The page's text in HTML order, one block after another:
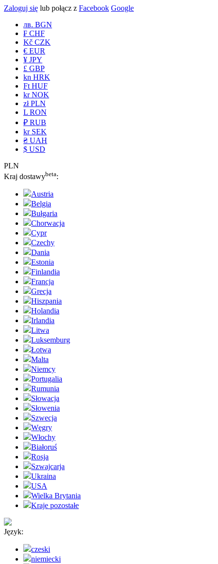
Zaloguj się lub połącz z Facebook Google
лв. BGN
₣ CHF
Kč CZK
€ EUR
¥ JPY
£ GBP
kn HRK
Ft HUF
kr NOK
zł PLN
L RON
₽ RUB
kr SEK
₴ UAH
$ USD
PLN
Kraj dostawybeta:
Austria
Belgia
Bułgaria
Chorwacja
Cypr
Czechy
Dania
Estonia
Finlandia
Francja
Grecja
Hiszpania
Holandia
Irlandia
Litwa
Luksemburg
Łotwa
Malta
Niemcy
Portugalia
Rumunia
Słowacja
Słowenia
Szwecja
Węgry
Włochy
Białoruś
Rosja
Szwajcarja
Ukraina
USA
Wielka Brytania
Kraje pozostałe
Język:
czeski
niemiecki